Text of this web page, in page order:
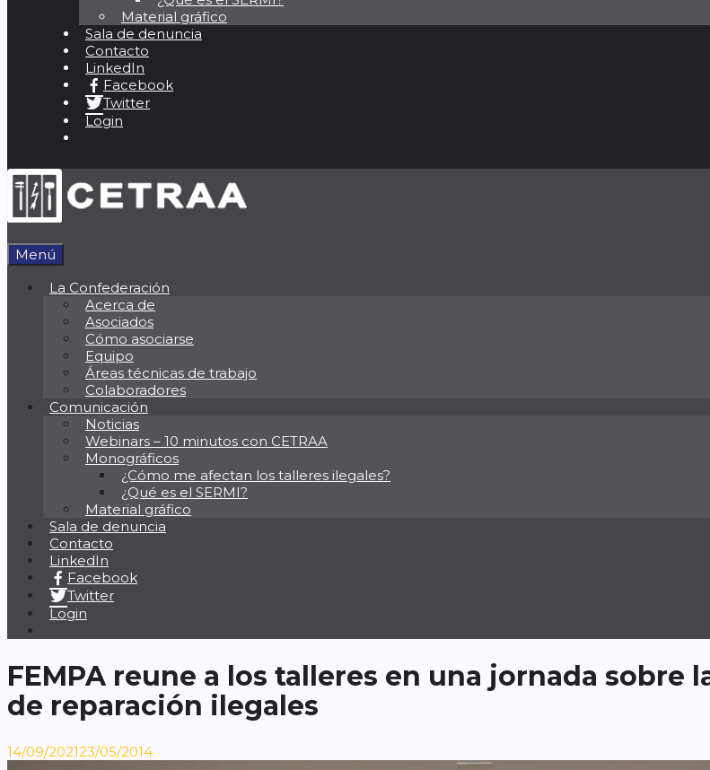
Material gráfico
Sala de denuncia
Contacto
LinkedIn
Facebook
Twitter
Login
Menú
La Confederación
Acerca de
Asociados
Cómo asociarse
Equipo
Áreas técnicas de trabajo
Colaboradores
Comunicación
Noticias
Webinars – 10 minutos con CETRAA
Monográficos
¿Cómo me afectan los talleres ilegales?
¿Qué es el SERMI?
Material gráfico
Sala de denuncia
Contacto
LinkedIn
Facebook
Twitter
Login
FEMPA reune a los talleres en una jornada sobre
de reparación ilegales
14/09/202123/05/2014